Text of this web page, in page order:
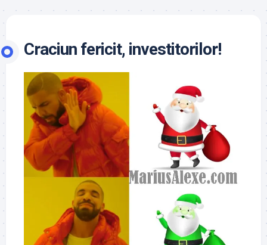
Craciun fericit, investitorilor!